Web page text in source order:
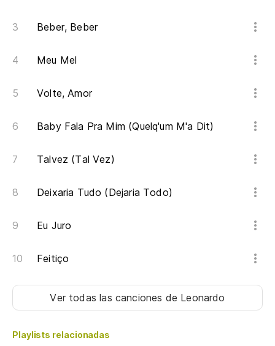
Beber, Beber
Meu Mel
Volte, Amor
Baby Fala Pra Mim (Quelq'um M'a Dit)
Talvez (Tal Vez)
Deixaria Tudo (Dejaria Todo)
Eu Juro
Feitiço
Ver todas las canciones de Leonardo
Playlists relacionadas